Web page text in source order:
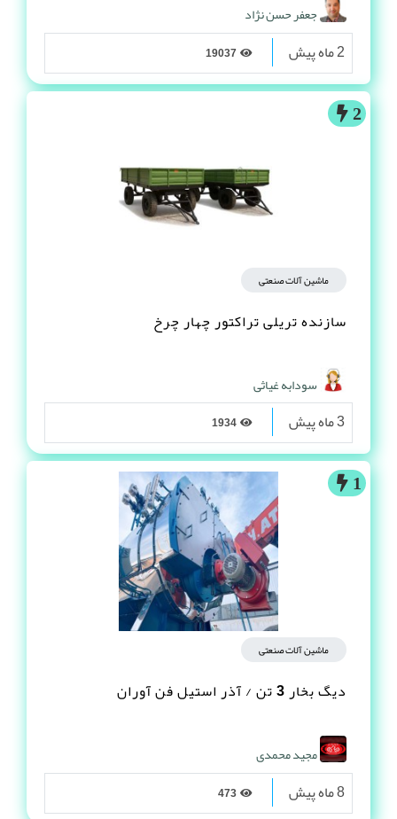
جعفر حسن نژاد
2 ماه پیش
2
ماشین آلات صنعتی
سازنده تریلی تراکتور چهار چرخ
سودابه غیاثی
3 ماه پیش
1
ماشین آلات صنعتی
دیگ بخار 3 تن / آذر استیل فن آوران
مجید محمدی
8 ماه پیش